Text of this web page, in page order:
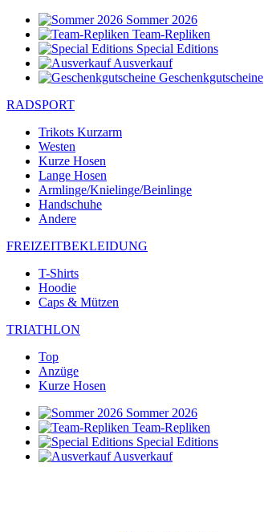
Sommer 2026
Team-Repliken
Special Editions
Ausverkauf
Geschenkgutscheine
RADSPORT
Trikots Kurzarm
Westen
Kurze Hosen
Lange Hosen
Armlinge/Knielinge/Beinlinge
Handschuhe
Andere
FREIZEITBEKLEIDUNG
T-Shirts
Hoodie
Caps & Mützen
TRIATHLON
Top
Anzüge
Kurze Hosen
Sommer 2026
Team-Repliken
Special Editions
Ausverkauf